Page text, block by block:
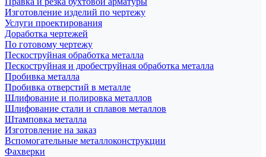
Изготовление изделий по чертежу
Услуги проектирования
Доработка чертежей
По готовому чертежу
Пескоструйная обработка металла
Пескоструйная и дробеструйная обработка металла
Пробивка металла
Пробивка отверстий в металле
Шлифование и полировка металлов
Шлифование стали и сплавов металлов
Штамповка металла
Изготовление на заказ
Вспомогательные металлоконструкции
Фахверки